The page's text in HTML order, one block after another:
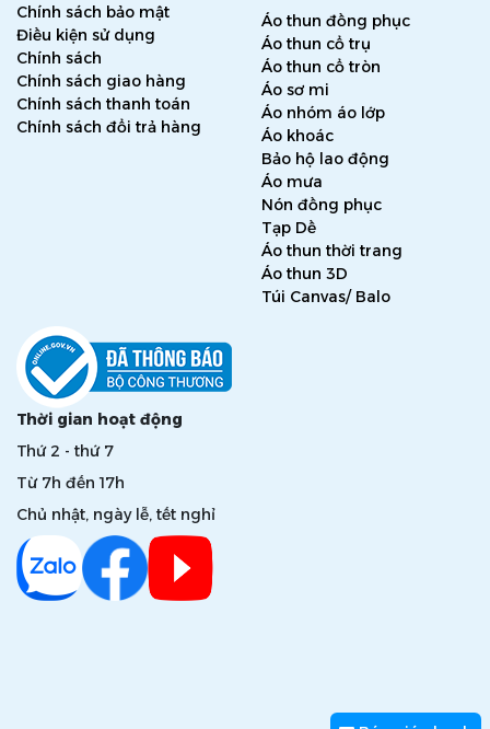
Chính sách bảo mật
Điều kiện sử dụng
Chính sách
Chính sách giao hàng
Chính sách thanh toán
Chính sách đổi trả hàng
Áo thun đồng phục
Áo thun cổ trụ
Áo thun cổ tròn
Áo sơ mi
Áo nhóm áo lớp
Áo khoác
Bảo hộ lao động
Áo mưa
Nón đồng phục
Tạp Dề
Áo thun thời trang
Áo thun 3D
Túi Canvas/ Balo
Thời gian hoạt động
Thứ 2 - thứ 7
Từ 7h đến 17h
Chủ nhật, ngày lễ, tết nghỉ